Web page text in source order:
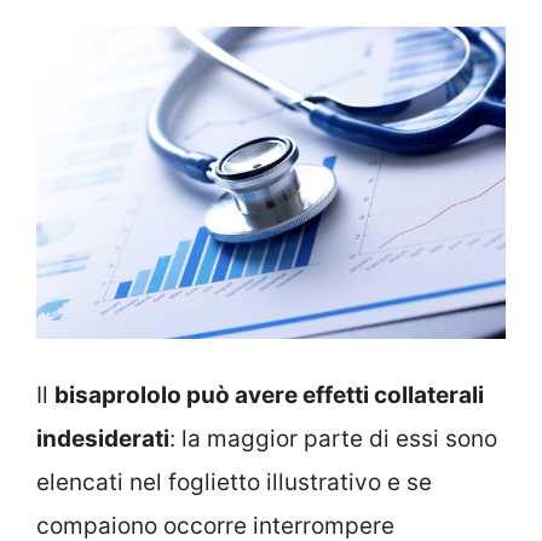
Il bisaprololo può avere effetti collaterali
indesiderati: la maggior parte di essi sono
elencati nel foglietto illustrativo e se
compaiono occorre interrompere